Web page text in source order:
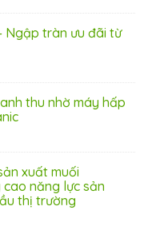
Ngập tràn ưu đãi từ
thu nhờ máy hấp
xuất muối
năng lực sản
thị trường